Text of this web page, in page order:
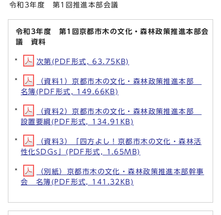
令和3年度 第1回推進本部会議
令和3年度 第1回京都市木の文化・森林政策推進本部会
議 資料
次第(PDF形式, 63.75KB)
（資料1）京都市木の文化・森林政策推進本部
名簿(PDF形式, 149.66KB)
（資料2）京都市木の文化・森林政策推進本部
設置要綱(PDF形式, 134.91KB)
（資料3）「四方よし！京都市木の文化・森林活
性化SDGs」(PDF形式, 1.65MB)
（別紙）京都市木の文化・森林政策推進本部幹事
会 名簿(PDF形式, 141.32KB)